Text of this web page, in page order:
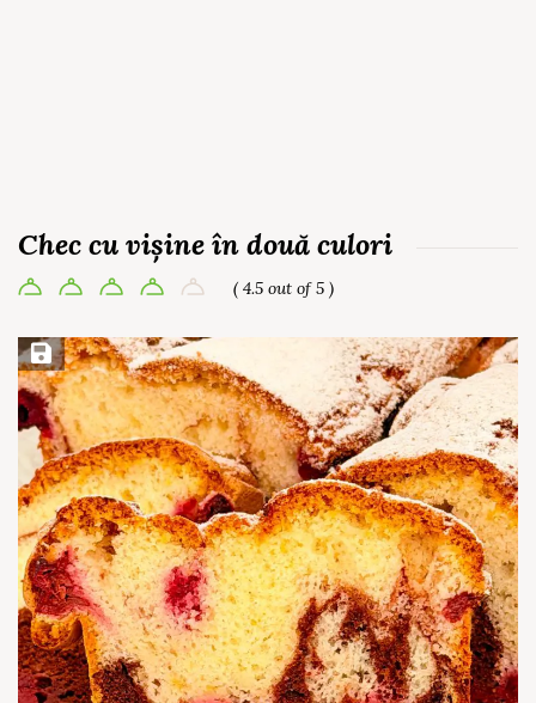
Chec cu vișine în două culori
( 4.5 out of 5 )
Save Recipe